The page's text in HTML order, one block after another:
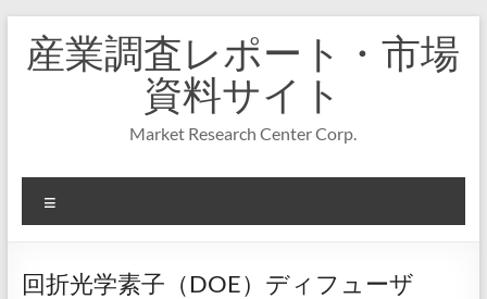
キ
プ
産業調査レポート・市場
資料サイト
Market Research Center Corp.
ニ
ー
回折光学素子（DOE）ディフューザ